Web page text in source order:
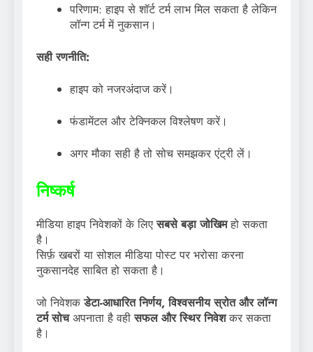
परिणाम: हाइप से शॉर्ट टर्म लाभ मिल सकता है लेकिन
लॉन्ग टर्म में नुकसान।
सही रणनीति:
हाइप को नजरअंदाज करें।
फंडामेंटल और टेक्निकल विश्लेषण करें।
अगर मौका सही है तो सोच समझकर एंट्री लें।
निष्कर्ष
मीडिया हाइप निवेशकों के लिएसबसे बड़ा जोखिमहो सकता
है।
सिर्फ़ खबरों या सोशल मीडिया पोस्ट पर भरोसा करना
नुकसानदेह साबित हो सकता है।
जो निवेशकडेटा-आधारित निर्णय, विश्वसनीय स्रोत और लॉन्ग
टर्म सोचअपनाता है वहीसफल और स्थिर निवेशकर सकता
है।